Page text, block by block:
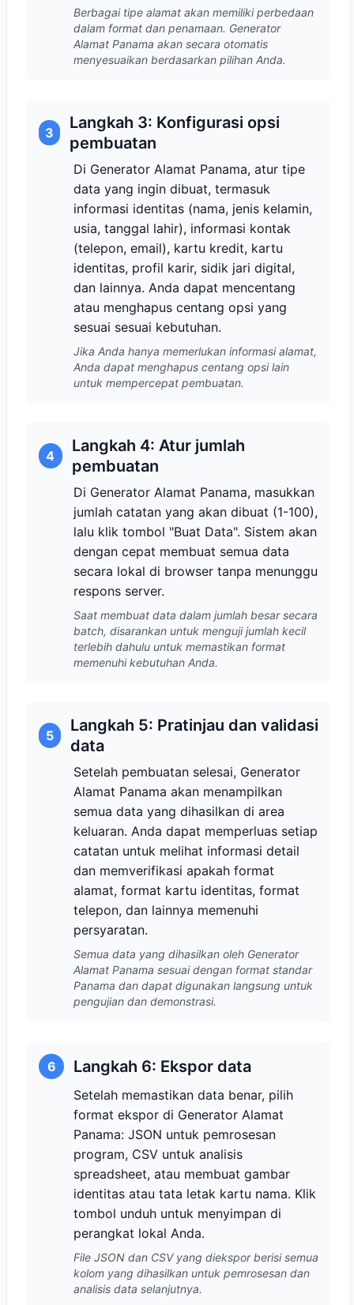
Berbagai tipe alamat akan memiliki perbedaan
dalam format dan penamaan. Generator
Alamat Panama akan secara otomatis
menyesuaikan berdasarkan pilihan Anda.
3
Langkah 3: Konfigurasi opsi
pembuatan
Di Generator Alamat Panama, atur tipe
data yang ingin dibuat, termasuk
informasi identitas (nama, jenis kelamin,
usia, tanggal lahir), informasi kontak
(telepon, email), kartu kredit, kartu
identitas, profil karir, sidik jari digital,
dan lainnya. Anda dapat mencentang
atau menghapus centang opsi yang
sesuai sesuai kebutuhan.
Jika Anda hanya memerlukan informasi alamat,
Anda dapat menghapus centang opsi lain
untuk mempercepat pembuatan.
4
Langkah 4: Atur jumlah
pembuatan
Di Generator Alamat Panama, masukkan
jumlah catatan yang akan dibuat (1-100),
lalu klik tombol "Buat Data". Sistem akan
dengan cepat membuat semua data
secara lokal di browser tanpa menunggu
respons server.
Saat membuat data dalam jumlah besar secara
batch, disarankan untuk menguji jumlah kecil
terlebih dahulu untuk memastikan format
memenuhi kebutuhan Anda.
5
Langkah 5: Pratinjau dan validasi
data
Setelah pembuatan selesai, Generator
Alamat Panama akan menampilkan
semua data yang dihasilkan di area
keluaran. Anda dapat memperluas setiap
catatan untuk melihat informasi detail
dan memverifikasi apakah format
alamat, format kartu identitas, format
telepon, dan lainnya memenuhi
persyaratan.
Semua data yang dihasilkan oleh Generator
Alamat Panama sesuai dengan format standar
Panama dan dapat digunakan langsung untuk
pengujian dan demonstrasi.
6 Langkah 6: Ekspor data
Setelah memastikan data benar, pilih
format ekspor di Generator Alamat
Panama: JSON untuk pemrosesan
program, CSV untuk analisis
spreadsheet, atau membuat gambar
identitas atau tata letak kartu nama. Klik
tombol unduh untuk menyimpan di
perangkat lokal Anda.
File JSON dan CSV yang diekspor berisi semua
kolom yang dihasilkan untuk pemrosesan dan
analisis data selanjutnya.